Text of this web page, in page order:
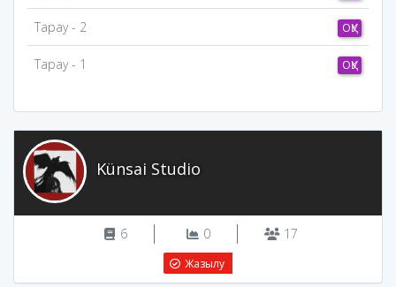
Тарау - 2 ОҚУ
Тарау - 1 ОҚУ
Künsai Studio
6 0 17
Жазылу